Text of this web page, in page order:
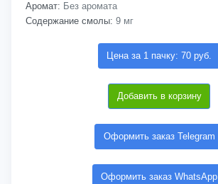
Аромат: Без аромата
Содержание смолы: 9 мг
Цена за 1 пачку: 70 руб.
Добавить в корзину
Оформить заказ Telegram
Оформить заказ WhatsApp